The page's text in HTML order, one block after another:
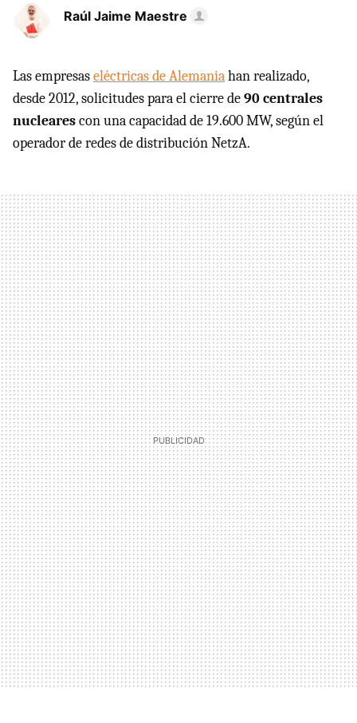
Raúl Jaime Maestre
Las empresaseléctricas de Alemaniahan realizado,
desde 2012, solicitudes para el cierre de90 centrales
nuclearescon una capacidad de 19.600 MW, según el
operador de redes de distribución NetzA.